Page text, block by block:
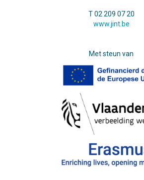
T 02 209 07 20
www.jint.be
Met steun van